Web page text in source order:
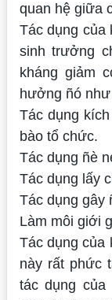
quan hệ giữa
Tác dụng của
sinh trưởng
kháng giảm
hưởng ñó
Tác dụng
bào tổ chức.
Tác dụng ñè
Tác dụng lấy
Tác dụng gây
Làm môi giới
Tác dụng của
này rất phức
tác dụng